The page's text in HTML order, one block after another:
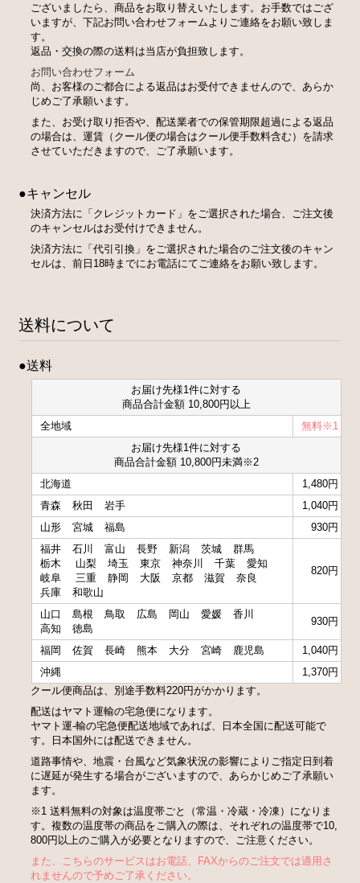
ございましたら、商品をお取り替えいたします。お手数ではござ
いますが、下記お問い合わせフォームよりご連絡をお願い致しま
す。
返品・交換の際の送料は当店が負担致します。
お問い合わせフォーム
尚、お客様のご都合による返品はお受付できませんので、あらか
じめご了承願います。
また、お受け取り拒否や、配送業者での保管期限超過による返品
の場合は、運賃（クール便の場合はクール便手数料含む）を請求
させていただきますので、ご了承願います。
●キャンセル
決済方法に「クレジットカード」をご選択された場合、ご注文後
のキャンセルはお受付けできません。
決済方法に「代引引換」をご選択された場合のご注文後のキャン
セルは、前日18時までにお電話にてご連絡をお願い致します。
送料について
●送料
お届け先様1件に対する
商品合計金額 10,800円以上
全地域
無料※1
お届け先様1件に対する
商品合計金額 10,800円未満※2
北海道
1,480円
青森
秋田 岩手
1,040円
山形
宮城 福島
930円
福井
石川 富山 長野 新潟 茨城
群馬
栃木
山梨 埼玉 東京 神奈川 千葉
愛知
岐阜
三重 静岡 大阪 京都 滋賀
奈良
兵庫
和歌山
820円
山口 島根 鳥取 広島 岡山 愛媛
香川
高知
徳島
930円
福岡 佐賀 長崎 熊本 大分 宮崎 鹿児島
1,040円
沖縄
1,370円
クール便商品は、別途手数料220円がかかります。
配送はヤマト運輸の宅急便になります。
ヤマト運-輸の宅急便配送地域であれば、日本全国に配送可能で
す。日本国外には配送できません。
道路事情や、地震・台風など気象状況の影響によりご指定日到着
に遅延が発生する場合がございますので、あらかじめご了承願い
ます。
※1 送料無料の対象は温度帯ごと（常温・冷蔵・冷凍）になりま
す。複数の温度帯の商品をご購入の際は、それぞれの温度帯で10,
800円以上のご購入が必要となりますので、ご注意ください。
また、こちらのサービスはお電話、FAXからのご注文では適用さ
れませんので予めご了承ください。